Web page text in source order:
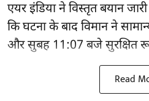
एयर इंडिया ने विस्तृत बयान
कि घटना के बाद विमान ने
और सुबह 11:07 बजे सुरक्षित
Read